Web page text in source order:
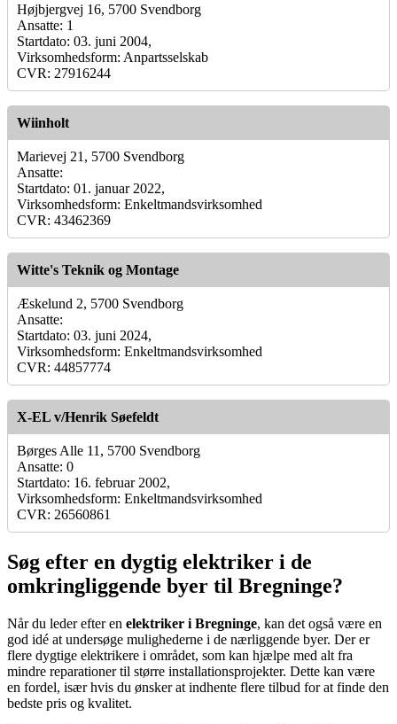
Højbjergvej 16, 5700 Svendborg
Ansatte: 1
Startdato: 03. juni 2004,
Virksomhedsform: Anpartsselskab
CVR: 27916244
Wiinholt
Marievej 21, 5700 Svendborg
Ansatte:
Startdato: 01. januar 2022,
Virksomhedsform: Enkeltmandsvirksomhed
CVR: 43462369
Witte's Teknik og Montage
Æskelund 2, 5700 Svendborg
Ansatte:
Startdato: 03. juni 2024,
Virksomhedsform: Enkeltmandsvirksomhed
CVR: 44857774
X-EL v/Henrik Søefeldt
Børges Alle 11, 5700 Svendborg
Ansatte: 0
Startdato: 16. februar 2002,
Virksomhedsform: Enkeltmandsvirksomhed
CVR: 26560861
Søg efter en dygtig elektriker i de
omkringliggende byer til Bregninge?
Når du leder efter en elektriker i Bregninge, kan det også være en
god idé at undersøge mulighederne i de nærliggende byer. Der er
flere dygtige elektrikere i området, som kan hjælpe med alt fra
mindre reparationer til større installationsprojekter. Dette kan være
en fordel, især hvis du ønsker at indhente flere tilbud for at finde den
bedste pris og kvalitet.